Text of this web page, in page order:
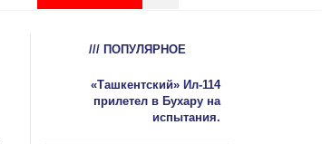
/// ПОПУЛЯРНОЕ
«Ташкентский» Ил-114
прилетел в Бухару на
испытания.